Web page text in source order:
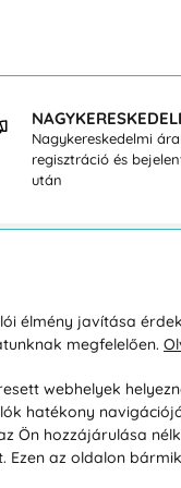
Nagykereskedelmi
regisztráció és
után
/ Áru
és fizetés
feltételek
politika
élmény javítása
megfelelően.
webhelyek
hatékony
Ön hozzájárulása
Ezen az oldalon